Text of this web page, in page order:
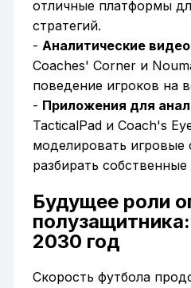
отличные платформы
стратегий.
- Аналитические видео
Coaches' Corner и
поведение игроков на
- Приложения для
TacticalPad и Coach's
моделировать игровые
разбирать собственные
Будущее роли
2030 год
Скорость футбола